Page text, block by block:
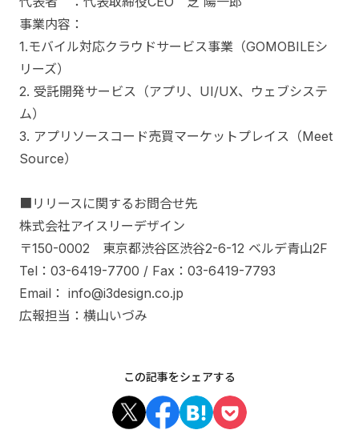
事業内容：
1.モバイル対応クラウドサービス事業（GOMOBILEシ
リーズ）
2. 受託開発サービス（アプリ、UI/UX、ウェブシステ
ム）
3. アプリソースコード売買マーケットプレイス（Meet
Source）
■リリースに関するお問合せ先
株式会社アイスリーデザイン
〒150-0002 東京都渋谷区渋谷2-6-12 ベルデ青山2F
Tel：03-6419-7700 / Fax：03-6419-7793
Email： info@i3design.co.jp
広報担当：横山いづみ
この記事をシェアする